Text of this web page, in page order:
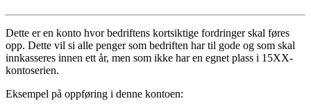
Dette er en konto hvor bedriftens kortsiktige fordringer skal føres
opp. Dette vil si alle penger som bedriften har til gode og som skal
innkasseres innen ett år, men som ikke har en egnet plass i 15XX-
kontoserien.
Eksempel på oppføring i denne kontoen: